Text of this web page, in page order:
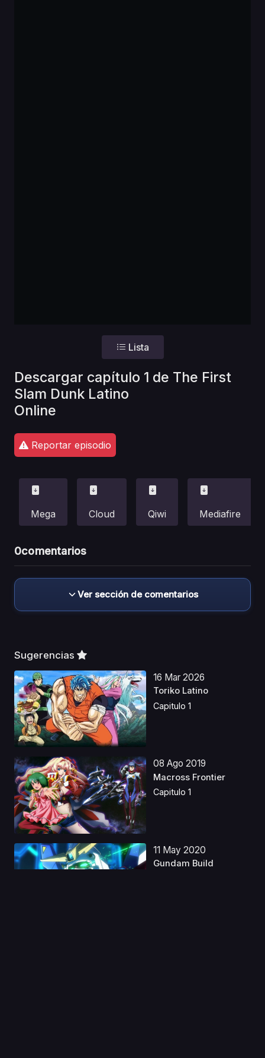
Lista
Descargar capítulo 1 de The First
Slam Dunk Latino
Online
Reportar episodio
Mega Cloud Qiwi Mediafire
0comentarios
Ver sección de comentarios
Sugerencias
16 Mar 2026
Toriko Latino
Capitulo 1
08 Ago 2019
Macross Frontier
Capitulo 1
11 May 2020
Gundam Build